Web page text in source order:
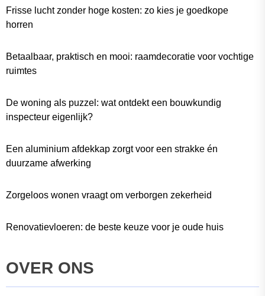
Frisse lucht zonder hoge kosten: zo kies je goedkope
horren
Betaalbaar, praktisch en mooi: raamdecoratie voor vochtige
ruimtes
De woning als puzzel: wat ontdekt een bouwkundig
inspecteur eigenlijk?
Een aluminium afdekkap zorgt voor een strakke én
duurzame afwerking
Zorgeloos wonen vraagt om verborgen zekerheid
Renovatievloeren: de beste keuze voor je oude huis
OVER ONS